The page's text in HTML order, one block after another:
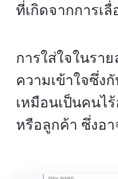
ที่เกิดจากการเ
การใส่ใจในรา
ความเข้าใจซึ่ง
เหมือนเป็นคนไ
หรือลูกค้า ซึ่งอ